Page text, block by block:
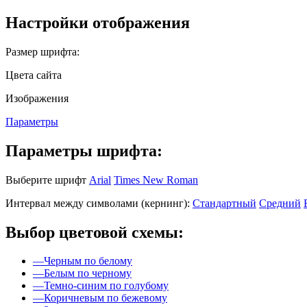
Настройки отображения
Размер шрифта:
Цвета сайта
Изображения
Параметры
Параметры шрифта:
Выберите шрифт Arial Times New Roman
Интервал между символами (кернинг): Стандартный Средний
Выбор цветовой схемы:
—Черным по белому
—Белым по черному
—Темно-синим по голубому
—Коричневым по бежевому